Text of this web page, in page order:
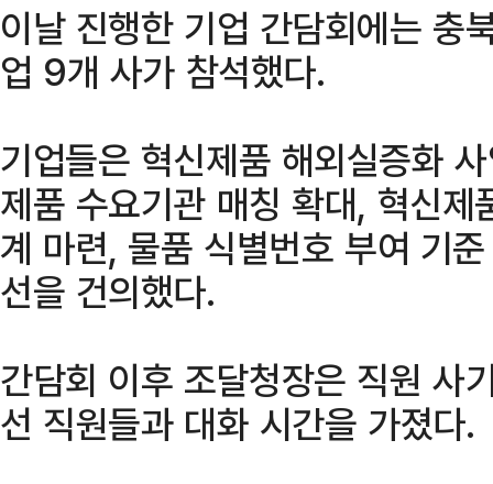
이날 진행한 기업 간담회에는 충
업 9개 사가 참석했다.
기업들은 혁신제품 해외실증화
제품 수요기관 매칭 확대, 혁신
계 마련, 물품 식별번호 부여 기
선을 건의했다.
간담회 이후 조달청장은 직원 사
선 직원들과 대화 시간을 가졌다.